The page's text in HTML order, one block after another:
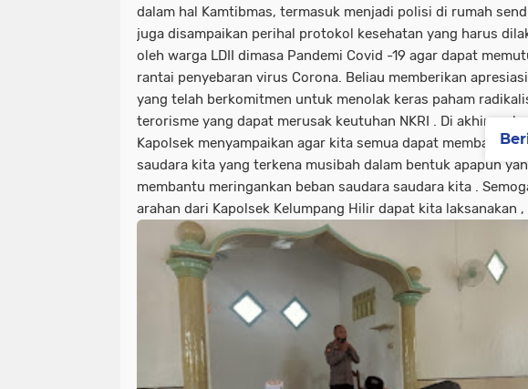
dalam hal Kamtibmas, termasuk menjadi polisi di rumah
juga disampaikan perihal protokol kesehatan yang harus
oleh warga LDII dimasa Pandemi Covid -19 agar dapat
rantai penyebaran virus Corona. Beliau memberikan
yang telah berkomitmen untuk menolak keras paham
terorisme yang dapat merusak keutuhan NKRI . Di akhir
Kapolsek menyampaikan agar kita semua dapat membantu
saudara kita yang terkena musibah dalam bentuk apapun
membantu meringankan beban saudara saudara kita .
arahan dari Kapolsek Kelumpang Hilir dapat kita laksanakan ,